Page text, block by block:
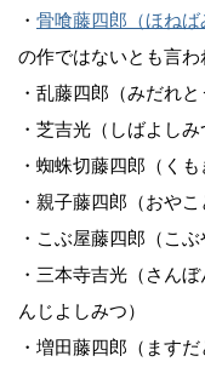
・ 骨喰藤四郎（ほねば
の作ではないとも言わ
・乱藤四郎（みだれと
・芝吉光（しばよしみ
・蜘蛛切藤四郎（くも
・親子藤四郎（おやこ
・こぶ屋藤四郎（こぶ
・三本寺吉光（さん
んじよしみつ）
・増田藤四郎（ますだ